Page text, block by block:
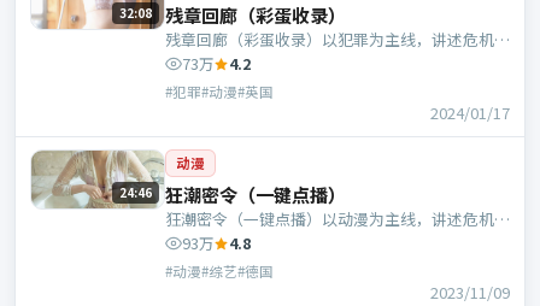
32:08 残章回廊（彩蛋收录）
残章回廊（彩蛋收录）以犯罪为主线，讲述危机中
的抉择与人物成长；英国班底，魏德圣执导，周
迅、宋康昊等主演。
73万 4.2
#犯罪#动漫#英国
2024/01/17
24:46
动漫
狂潮密令（一键点播）
狂潮密令（一键点播）以动漫为主线，讲述危机中
的抉择与人物成长；德国班底，饶晓志执导，于和
伟、河正宇等主演。
93万 4.8
#动漫#综艺#德国
2023/11/09